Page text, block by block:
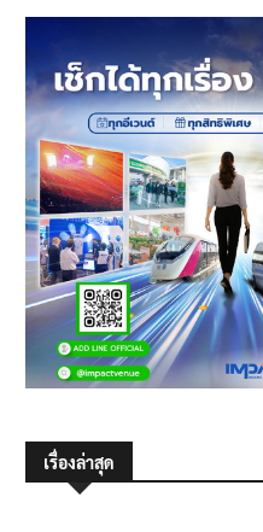
เรื่องล่าสุด